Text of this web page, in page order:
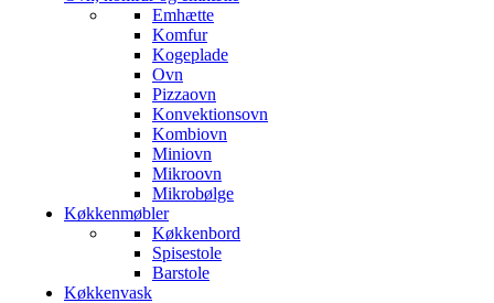
Emhætte
Komfur
Kogeplade
Ovn
Pizzaovn
Konvektionsovn
Kombiovn
Miniovn
Mikroovn
Mikrobølge
Køkkenmøbler
Køkkenbord
Spisestole
Barstole
Køkkenvask